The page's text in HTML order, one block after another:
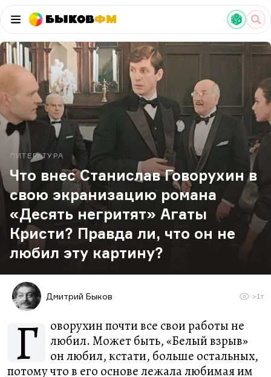
БыковФМ
ЛИТЕРАТУРА
Что внес Станислав Говорухин в
свою экранизацию романа
«Десять негритят» Агаты
Кристи? Правда ли, что он не
любил эту картину?
Дмитрий Быков >1т
Г
оворухин почти все свои работы не
любил. Может быть, «Белый взрыв»
он любил, кстати, больше остальных,
потому что в его основе лежала любимая им